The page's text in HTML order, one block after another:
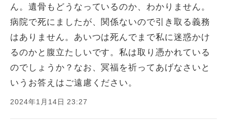
ん。遺骨もどうなっているのか、わかりません。
病院で死にましたが、関係ないので引き取る義務
はありません。あいつは死んでまで私に迷惑かけ
るのかと腹立たしいです。私は取り憑かれている
のでしょうか？なお、冥福を祈ってあげなさいと
いうお答えはご遠慮ください。
2024年1月14日 23:27